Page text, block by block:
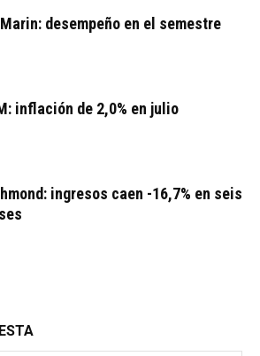
desempeño en el semestre
inflación de 2,0% en julio
ingresos caen -16,7% en seis